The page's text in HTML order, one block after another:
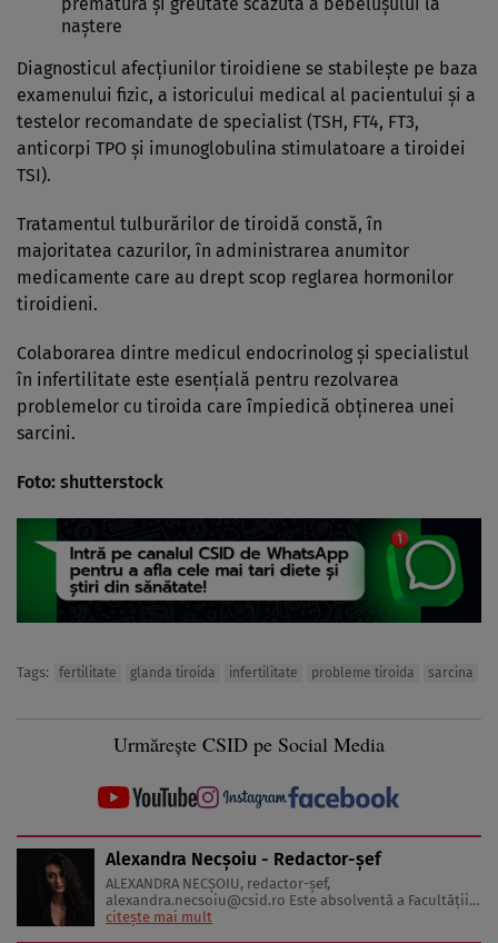
naștere
Diagnosticul afecțiunilor tiroidiene se stabilește pe baza
examenului fizic, a istoricului medical al pacientului și a
testelor recomandate de specialist (TSH, FT4, FT3,
anticorpi TPO și imunoglobulina stimulatoare a tiroidei
TSI).
Tratamentul tulburărilor de tiroidă constă, în
majoritatea cazurilor, în administrarea anumitor
medicamente care au drept scop reglarea hormonilor
tiroidieni.
Colaborarea dintre medicul endocrinolog și specialistul
în infertilitate este esențială pentru rezolvarea
problemelor cu tiroida care împiedică obținerea unei
sarcini.
Foto: shutterstock
Tags: fertilitate glanda tiroida infertilitate probleme tiroida sarcina
Urmărește CSID pe Social Media
Alexandra Necșoiu - Redactor-șef
ALEXANDRA NECŞOIU, redactor-șef,
alexandra.necsoiu@csid.ro Este absolventă a Facultăţii
de Jurnalism şi Ştiinţele Comunicării şi deţine o diplomă
citește mai mult